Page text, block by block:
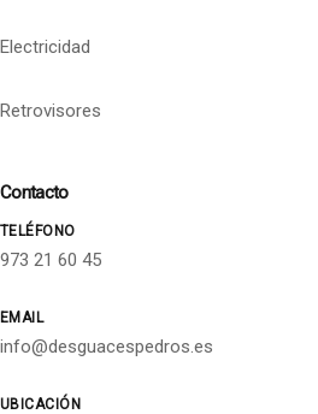
Electricidad
Retrovisores
Contacto
TELÉFONO
973 21 60 45
EMAIL
info@desguacespedros.es
UBICACIÓN